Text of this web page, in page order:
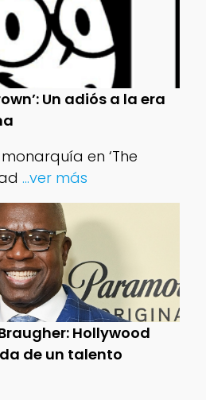
Un adiós a la era
en ‘The
...ver más
Hollywood
de un talento